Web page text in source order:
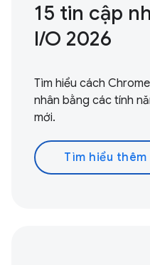
15 tin cập
I / O 2026
Tìm hiểu cách
nhân bằng các tính
mới.
Tìm hiểu thêm